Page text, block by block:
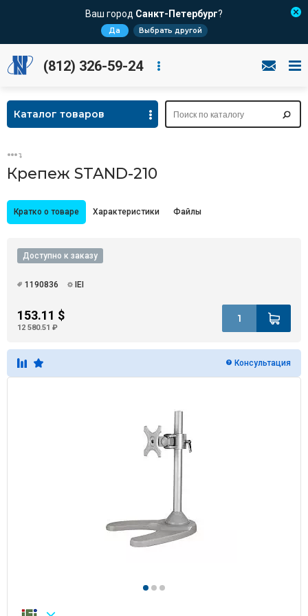
Ваш город Санкт-Петербург?
Да Выбрать другой
(812) 326-59-24
Каталог товаров
Крепеж STAND-210
Кратко о товаре Характеристики Файлы
Доступно к заказу
1190836 IEI
153.11 $
12 580.51 ₽
Консультация